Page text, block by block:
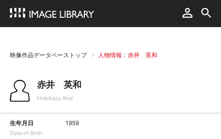
映像作品データベーストップ 人物情報：赤井 英和
赤井 英和
Hidekazu Akai
生年月日
Date of Birth
1959